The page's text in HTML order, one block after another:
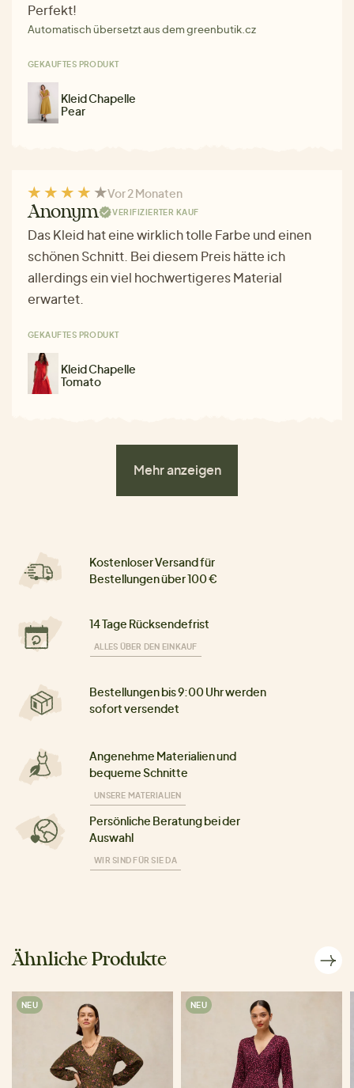
Perfekt!
Automatisch übersetzt aus dem greenbutik.cz
GEKAUFTES PRODUKT
Kleid Chapelle
Pear
Vor 2 Monaten
Anonym VERIFIZIERTER KAUF
Das Kleid hat eine wirklich tolle Farbe und einen
schönen Schnitt. Bei diesem Preis hätte ich
allerdings ein viel hochwertigeres Material
erwartet.
GEKAUFTES PRODUKT
Kleid Chapelle
Tomato
Mehr anzeigen
Kostenloser Versand für
Bestellungen über 100 €
14 Tage Rücksendefrist
ALLES ÜBER DEN EINKAUF
Bestellungen bis 9:00 Uhr werden
sofort versendet
Angenehme Materialien und
bequeme Schnitte
UNSERE MATERIALIEN
Persönliche Beratung bei der
Auswahl
WIR SIND FÜR SIE DA
Ähnliche Produkte
NEU NEU